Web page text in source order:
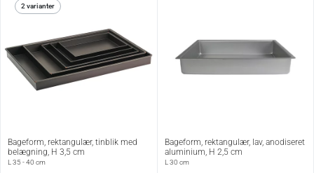
2 varianter
Bageform, rektangulær, tinblik med
belægning, H 3,5 cm
L 35 - 40 cm
Bageform, rektangulær, lav, anodiseret
aluminium, H 2,5 cm
L 30 cm